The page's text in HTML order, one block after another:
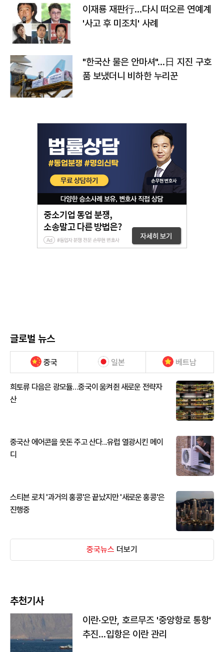
이재룡 재판行…다시 떠오른 연예계
'사고 후 미조치' 사례
"한국산 물은 안마셔"…日 지진 구호
품 보냈더니 비하한 누리꾼
글로벌 뉴스
중국 일본 베트남
희토류 다음은 광모듈…중국이 움켜쥔 새로운 전략자
산
중국산 에어콘을 웃돈 주고 산다...유럽 열광시킨 메이
디
스티븐 로치 '과거의 홍콩'은 끝났지만 '새로운 홍콩'은
진행중
중국뉴스 더보기
추천기사
이란·오만, 호르무즈 '중앙항로 통항'
추진…입항은 이란 관리